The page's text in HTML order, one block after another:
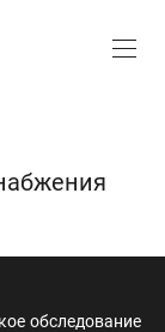
обследование